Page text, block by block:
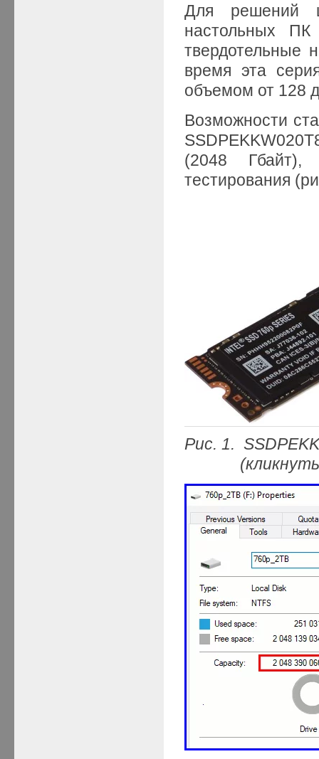
Для решений
настольных ПК
твердотельные
время эта
объемом от 128
Возможности
(2048
тестирования
Рис. 1.
(кликнуть